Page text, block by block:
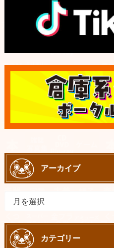
アーカイブ
カテゴリー